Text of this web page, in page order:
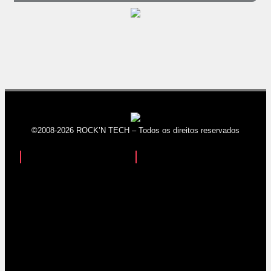
©2008-2026 ROCK’N TECH – Todos os direitos reservados